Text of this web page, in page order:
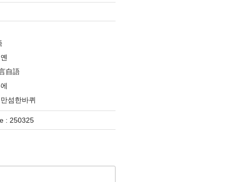
自語
섬한바퀴
: 250325